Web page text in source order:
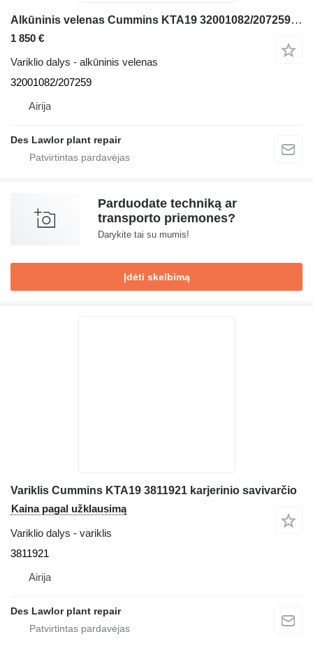
Alkūninis velenas Cummins KTA19 32001082/207259 karjerinio savivarčio
1 850 €
Variklio dalys - alkūninis velenas
32001082/207259
Airija
Des Lawlor plant repair
Parduodate techniką ar
transporto priemones?
Darykite tai su mumis!
Įdėti skelbimą
Variklis Cummins KTA19 3811921 karjerinio savivarčio
Kaina pagal užklausimą
Variklio dalys - variklis
3811921
Airija
Des Lawlor plant repair